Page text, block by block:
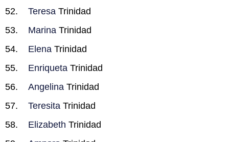
Teresa Trinidad
Marina Trinidad
Elena Trinidad
Enriqueta Trinidad
Angelina Trinidad
Teresita Trinidad
Elizabeth Trinidad